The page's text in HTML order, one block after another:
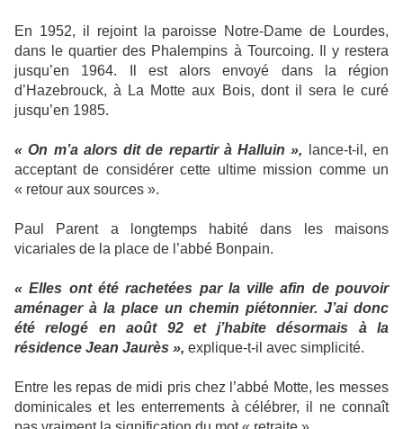
En 1952, il rejoint la paroisse Notre-Dame de Lourdes,
dans le quartier des Phalempins à Tourcoing. Il y restera
jusqu’en 1964. Il est alors envoyé dans la région
d’Hazebrouck, à La Motte aux Bois, dont il sera le curé
jusqu’en 1985.
« On m’a alors dit de repartir à Halluin », lance-t-il, en
acceptant de considérer cette ultime mission comme un
« retour aux sources ».
Paul Parent a longtemps habité dans les maisons
vicariales de la place de l’abbé Bonpain.
« Elles ont été rachetées par la ville afin de pouvoir
aménager à la place un chemin piétonnier. J’ai donc
été relogé en août 92 et j’habite désormais à la
résidence Jean Jaurès », explique-t-il avec simplicité.
Entre les repas de midi pris chez l’abbé Motte, les messes
dominicales et les enterrements à célébrer, il ne connaît